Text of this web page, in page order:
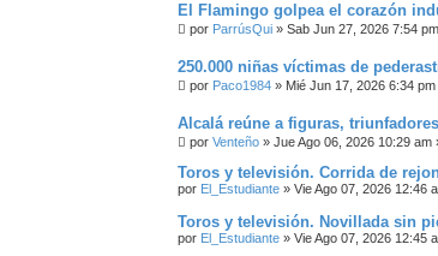
El Flamingo golpea el corazón
por ParrúsQui » Sab Jun 27, 2026 7:54 pm
250.000 niñas víctimas de
por Paco1984 » Mié Jun 17, 2026 6:34 pm
Alcalá reúne a figuras,
por Venteño » Jue Ago 06, 2026 10:29 am
Toros y televisión. Corrida de
por El_Estudiante » Vie Ago 07, 2026 12:46
Toros y televisión. Novillada sin
por El_Estudiante » Vie Ago 07, 2026 12:45